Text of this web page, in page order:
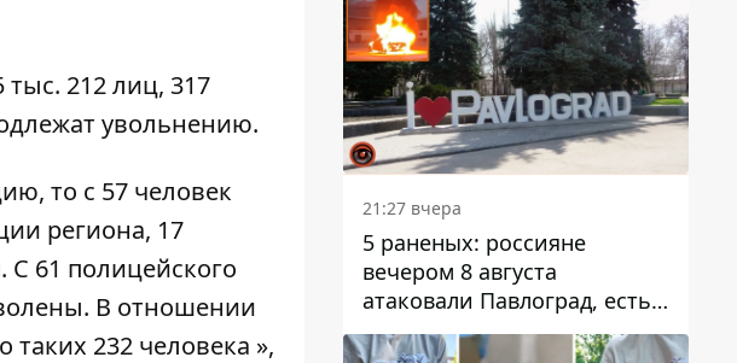
212 лиц, 317
увольнению.
то с 57 человек
региона, 17
61 полицейского
В отношении
232 человека »,
21:27 вчера
5 раненых: россияне
вечером 8 августа
атаковали Павлоград, есть
возгорание